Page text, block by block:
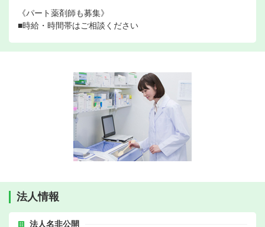
《パート薬剤師も募集》
■時給・時間帯はご相談ください
法人情報
法人名非公開